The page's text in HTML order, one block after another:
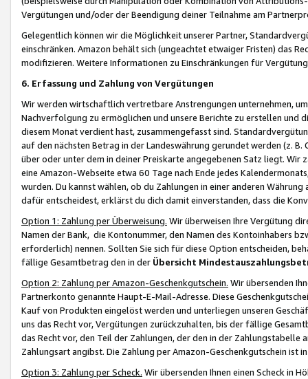
Vergütungen und/oder der Beendigung deiner Teilnahme am
Gelegentlich können wir die Möglichkeit unserer Partner,
einschränken. Amazon behält sich (ungeachtet etwaiger Fristen) das
modifizieren. Weitere Informationen zu Einschränkungen für
6. Erfassung und Zahlung von Vergütungen
Wir werden wirtschaftlich vertretbare Anstrengungen unternehmen,
Nachverfolgung zu ermöglichen und unsere Berichte zu erstellen und
diesem Monat verdient hast, zusammengefasst sind.
auf den nächsten Betrag in der Landeswährung gerundet werden (z.
über oder unter dem in deiner Preiskarte angegebenen Satz liegt.
eine Amazon-Webseite etwa 60 Tage nach Ende jedes
wurden. Du kannst wählen, ob du Zahlungen in einer anderen
dafür entscheidest, erklärst du dich damit einverstanden, dass die
Option 1: Zahlung per Überweisung. Wir überweisen Ihre Vergütung
Namen der Bank, die Kontonummer, den Namen des Kontoinhabers
erforderlich) nennen. Sollten Sie sich für diese Option entscheiden,
fällige Gesamtbetrag den in der Übersicht
Option 2: Zahlung per Amazon-Geschenkgutschein. Wir übersenden
Partnerkonto genannte Haupt-E-Mail-Adresse. Diese
Kauf von Produkten eingelöst werden und unterliegen unseren
uns das Recht vor, Vergütungen zurückzuhalten, bis der fällige
das Recht vor, den Teil der Zahlungen, der den in der
Zahlungsart angibst. Die Zahlung per Amazon-Geschenkgutschein ist
Option 3: Zahlung per Scheck. Wir übersenden Ihnen einen Scheck in